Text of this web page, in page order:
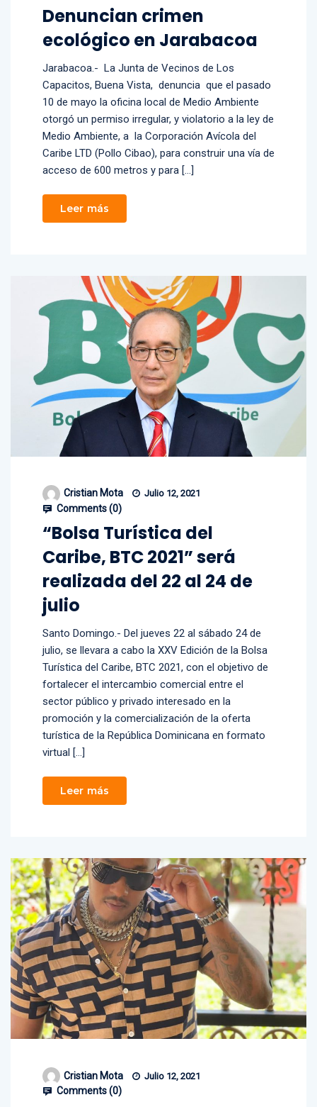
Denuncian crimen
ecológico en Jarabacoa
Jarabacoa.- La Junta de Vecinos de Los
Capacitos, Buena Vista, denuncia que el pasado
10 de mayo la oficina local de Medio Ambiente
otorgó un permiso irregular, y violatorio a la ley de
Medio Ambiente, a la Corporación Avícola del
Caribe LTD (Pollo Cibao), para construir una vía de
acceso de 600 metros y para […]
Leer más
Cristian Mota Julio 12, 2021
Comments (0)
“Bolsa Turística del
Caribe, BTC 2021” será
realizada del 22 al 24 de
julio
Santo Domingo.- Del jueves 22 al sábado 24 de
julio, se llevara a cabo la XXV Edición de la Bolsa
Turística del Caribe, BTC 2021, con el objetivo de
fortalecer el intercambio comercial entre el
sector público y privado interesado en la
promoción y la comercialización de la oferta
turística de la República Dominicana en formato
virtual […]
Leer más
Cristian Mota Julio 12, 2021
Comments (0)